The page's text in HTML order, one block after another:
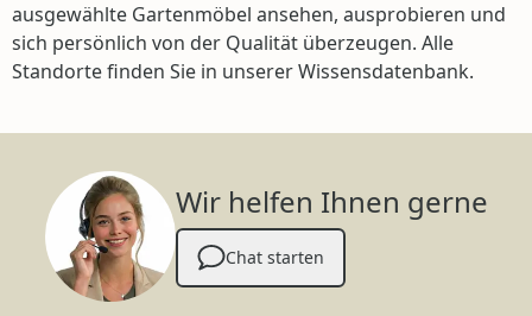
ausgewählte Gartenmöbel ansehen, ausprobieren und
sich persönlich von der Qualität überzeugen. Alle
Standorte finden Sie in unserer Wissensdatenbank.
Wir helfen Ihnen gerne
Chat starten